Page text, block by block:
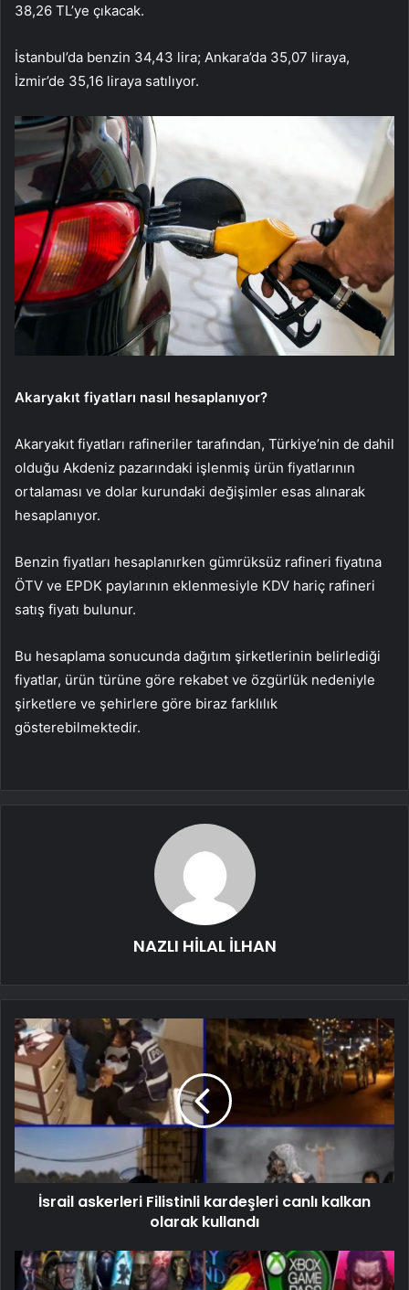
38,26 TL’ye çıkacak.
İstanbul’da benzin 34,43 lira; Ankara’da 35,07 liraya,
İzmir’de 35,16 liraya satılıyor.
Akaryakıt fiyatları nasıl hesaplanıyor?
Akaryakıt fiyatları rafineriler tarafından, Türkiye’nin de dahil
olduğu Akdeniz pazarındaki işlenmiş ürün fiyatlarının
ortalaması ve dolar kurundaki değişimler esas alınarak
hesaplanıyor.
Benzin fiyatları hesaplanırken gümrüksüz rafineri fiyatına
ÖTV ve EPDK paylarının eklenmesiyle KDV hariç rafineri
satış fiyatı bulunur.
Bu hesaplama sonucunda dağıtım şirketlerinin belirlediği
fiyatlar, ürün türüne göre rekabet ve özgürlük nedeniyle
şirketlere ve şehirlere göre biraz farklılık
gösterebilmektedir.
NAZLI HİLAL İLHAN
İsrail askerleri Filistinli kardeşleri canlı kalkan
olarak kullandı